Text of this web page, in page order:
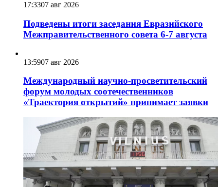
17:3307 авг 2026
Подведены итоги заседания Евразийского
Межправительственного совета 6-7 августа
13:5907 авг 2026
Международный научно-просветительский
форум молодых соотечественников
«Траектория открытий» принимает заявки